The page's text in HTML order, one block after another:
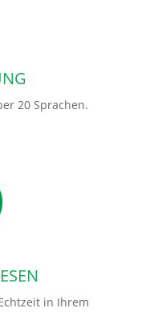
20 Sprachen.
in Ihrem